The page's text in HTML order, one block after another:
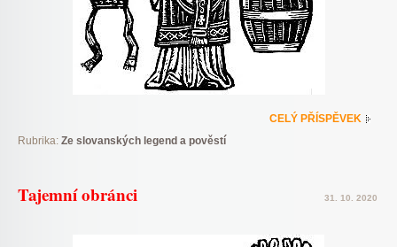
CELÝ PŘÍSPĚVEK
Rubrika: Ze slovanských legend a pověstí
Tajemní obránci 31. 10. 2020